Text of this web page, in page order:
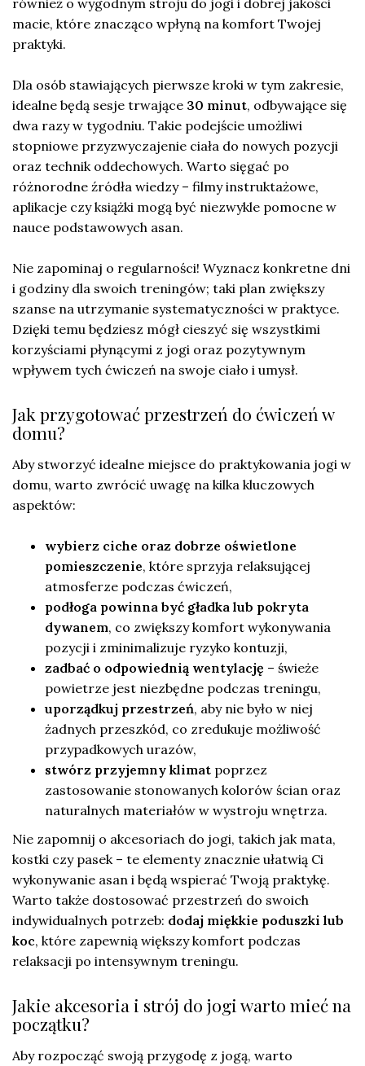
macie, które znacząco wpłyną na komfort Twojej
praktyki.
Dla osób stawiających pierwsze kroki w tym zakresie,
idealne będą sesje trwające 30 minut, odbywające się
dwa razy w tygodniu. Takie podejście umożliwi
stopniowe przyzwyczajenie ciała do nowych pozycji
oraz technik oddechowych. Warto sięgać po
różnorodne źródła wiedzy – filmy instruktażowe,
aplikacje czy książki mogą być niezwykle pomocne w
nauce podstawowych asan.
Nie zapominaj o regularności! Wyznacz konkretne dni
i godziny dla swoich treningów; taki plan zwiększy
szanse na utrzymanie systematyczności w praktyce.
Dzięki temu będziesz mógł cieszyć się wszystkimi
korzyściami płynącymi z jogi oraz pozytywnym
wpływem tych ćwiczeń na swoje ciało i umysł.
Jak przygotować przestrzeń do ćwiczeń w
domu?
Aby stworzyć idealne miejsce do praktykowania jogi w
domu, warto zwrócić uwagę na kilka kluczowych
aspektów:
wybierz ciche oraz dobrze oświetlone
pomieszczenie, które sprzyja relaksującej
atmosferze podczas ćwiczeń,
podłoga powinna być gładka lub pokryta
dywanem, co zwiększy komfort wykonywania
pozycji i zminimalizuje ryzyko kontuzji,
zadbać o odpowiednią wentylację – świeże
powietrze jest niezbędne podczas treningu,
uporządkuj przestrzeń, aby nie było w niej
żadnych przeszkód, co zredukuje możliwość
przypadkowych urazów,
stwórz przyjemny klimat poprzez
zastosowanie stonowanych kolorów ścian oraz
naturalnych materiałów w wystroju wnętrza.
Nie zapomnij o akcesoriach do jogi, takich jak mata,
kostki czy pasek – te elementy znacznie ułatwią Ci
wykonywanie asan i będą wspierać Twoją praktykę.
Warto także dostosować przestrzeń do swoich
indywidualnych potrzeb: dodaj miękkie poduszki lub
koc, które zapewnią większy komfort podczas
relaksacji po intensywnym treningu.
Jakie akcesoria i strój do jogi warto mieć na
początku?
Aby rozpocząć swoją przygodę z jogą, warto